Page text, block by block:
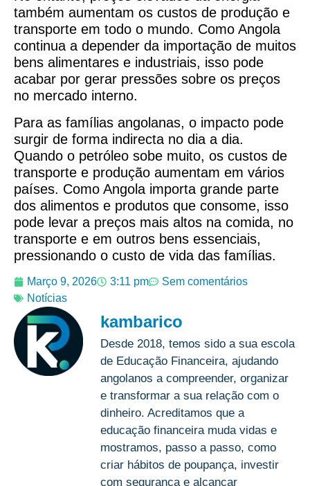
também aumentam os custos de produção e
transporte em todo o mundo. Como Angola
continua a depender da importação de muitos
bens alimentares e industriais, isso pode
acabar por gerar pressões sobre os preços
no mercado interno.
Para as famílias angolanas, o impacto pode
surgir de forma indirecta no dia a dia.
Quando o petróleo sobe muito, os custos de
transporte e produção aumentam em vários
países. Como Angola importa grande parte
dos alimentos e produtos que consome, isso
pode levar a preços mais altos na comida, no
transporte e em outros bens essenciais,
pressionando o custo de vida das famílias.
Março 9, 2026 3:11 pm
Sem comentários
Notícias
kambarico
Desde 2018, temos sido a sua escola
de Educação Financeira, ajudando
angolanos a compreender, organizar
e transformar a sua relação com o
dinheiro. Acreditamos que a
educação financeira muda vidas e
mostramos, passo a passo, como
criar hábitos de poupança, investir
com segurança e alcançar